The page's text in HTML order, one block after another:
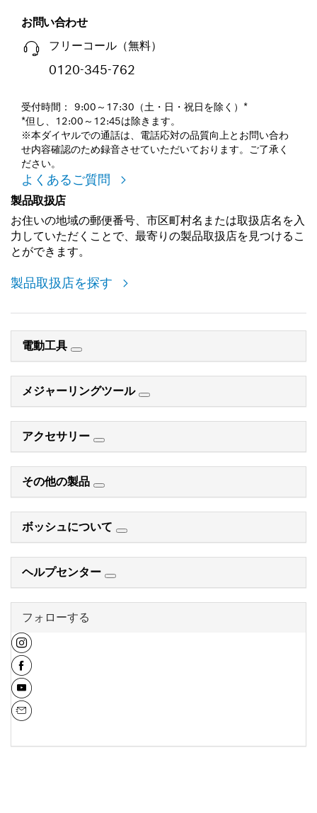
お問い合わせ
フリーコール（無料）
0120-345-762
受付時間： 9:00～17:30（土・日・祝日を除く）*
*但し、12:00～12:45は除きます。
※本ダイヤルでの通話は、電話応対の品質向上とお問い合わ
せ内容確認のため録音させていただいております。ご了承く
ださい。
よくあるご質問
製品取扱店
お住いの地域の郵便番号、市区町村名または取扱店名を入
力していただくことで、最寄りの製品取扱店を見つけるこ
とができます。
製品取扱店を探す
電動工具
メジャーリングツール
アクセサリー
その他の製品
ボッシュについて
ヘルプセンター
フォローする